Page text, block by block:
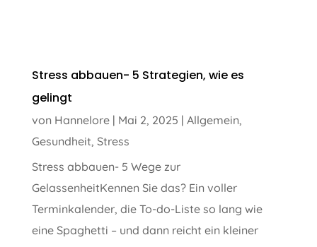
Stress abbauen- 5 Strategien, wie es
gelingt
von Hannelore| Mai 2, 2025 | Allgemein,
Gesundheit, Stress
Stress abbauen- 5 Wege zur
GelassenheitKennen Sie das? Ein voller
Terminkalender, die To-do-Liste so lang wie
eine Spaghetti – und dann reicht ein kleiner